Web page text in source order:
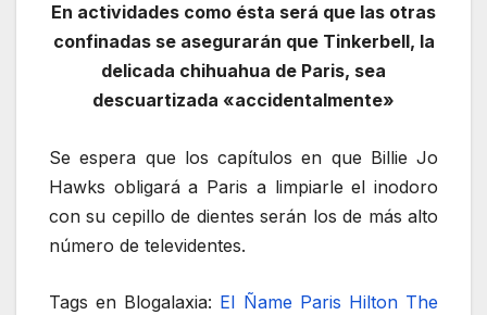
En actividades como ésta será que las otras
confinadas se asegurarán que Tinkerbell, la
delicada chihuahua de Paris, sea
descuartizada «accidentalmente»
Se espera que los capítulos en que Billie Jo
Hawks obligará a Paris a limpiarle el inodoro
con su cepillo de dientes serán los de más alto
número de televidentes.
Tags en Blogalaxia: El Ñame Paris Hilton The